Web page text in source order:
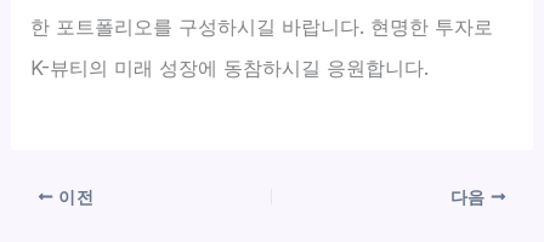
한 포트폴리오를 구성하시길 바랍니다. 현명한 투자로
K-뷰티의 미래 성장에 동참하시길 응원합니다.
이전 다음